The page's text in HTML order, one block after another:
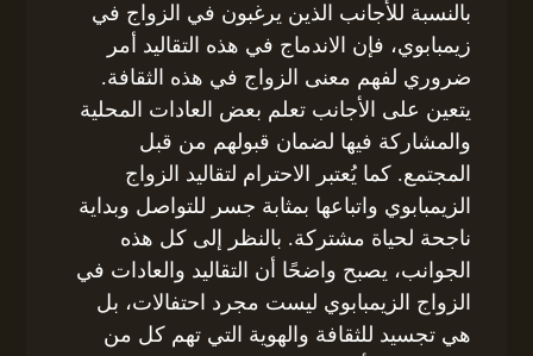
بالنسبة للأجانب الذين يرغبون في الزواج في
زيمبابوي، فإن الاندماج في هذه التقاليد أمر
ضروري لفهم معنى الزواج في هذه الثقافة.
يتعين على الأجانب تعلم بعض العادات المحلية
والمشاركة فيها لضمان قبولهم من قبل
المجتمع. كما يُعتبر الاحترام لتقاليد الزواج
الزيمبابوي واتباعها بمثابة جسر للتواصل وبداية
ناجحة لحياة مشتركة. بالنظر إلى كل هذه
الجوانب، يصبح واضحًا أن التقاليد والعادات في
الزواج الزيمبابوي ليست مجرد احتفالات، بل
هي تجسيد للثقافة والهوية التي تهم كل من